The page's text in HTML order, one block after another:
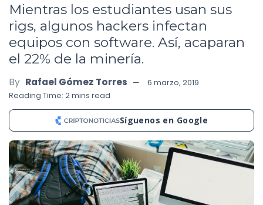
Mientras los estudiantes usan sus
rigs, algunos hackers infectan
equipos con software. Así, acaparan
el 22% de la minería.
By Rafael Gómez Torres
6 marzo, 2019
Reading Time: 2 mins read
Síguenos en Google